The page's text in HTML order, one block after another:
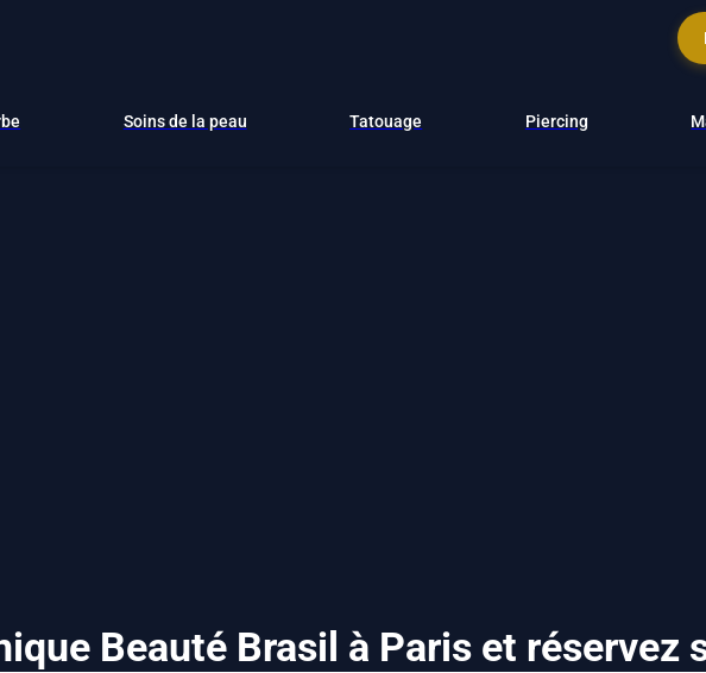
Soins de la peau Tatouage Piercing
Beauté Brasil à Paris et réservez